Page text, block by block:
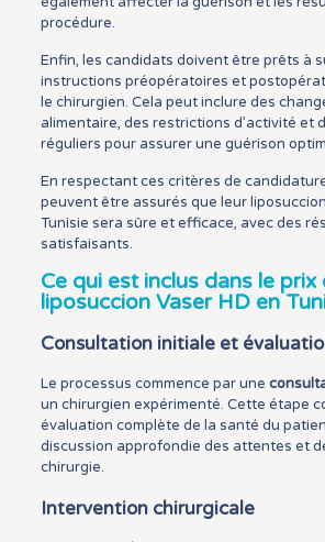
procédure.
Enfin, les candidats doivent être prêts à
instructions préopératoires et
le chirurgien. Cela peut inclure des
alimentaire, des restrictions d’activité et
réguliers pour assurer une guérison
En respectant ces critères de
peuvent être assurés que leur
Tunisie sera sûre et efficace, avec des
satisfaisants.
Ce qui est inclus dans le prix
liposuccion Vaser HD en
Consultation initiale et
Le processus commence par une
un chirurgien expérimenté. Cette étape
évaluation complète de la santé du
discussion approfondie des attentes et
chirurgie.
Intervention chirurgicale